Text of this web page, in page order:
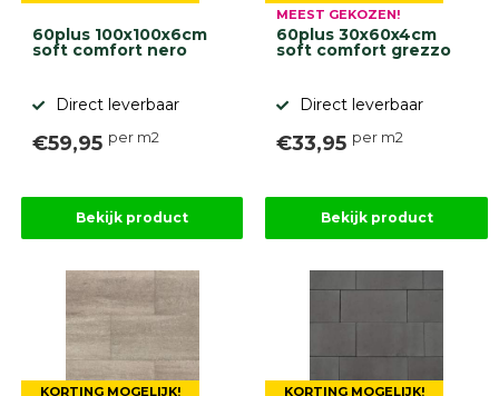
60plus 100x100x6cm
soft comfort nero
Direct leverbaar
€59,95 per m2
Bekijk product
MEEST GEKOZEN!
60plus 30x60x4cm
soft comfort grezzo
Direct leverbaar
€33,95 per m2
Bekijk product
KORTING MOGELIJK! KORTING MOGELIJK!